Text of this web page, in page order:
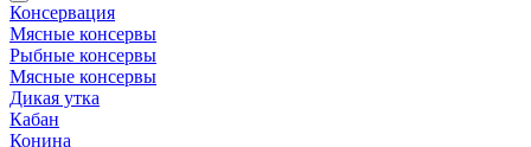
Консервация
Мясные консервы
Рыбные консервы
Мясные консервы
Дикая утка
Кабан
Конина